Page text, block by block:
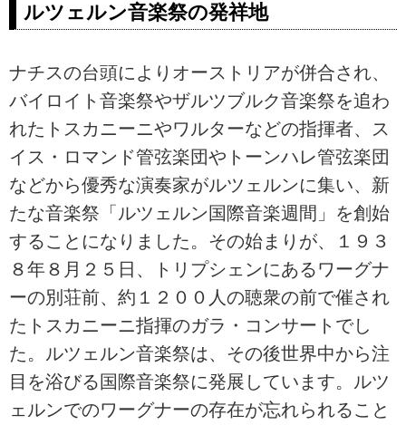
ルツェルン音楽祭の発祥地
ナチスの台頭によりオーストリアが併合され、
バイロイト音楽祭やザルツブルク音楽祭を追わ
れたトスカニーニやワルターなどの指揮者、ス
イス・ロマンド管弦楽団やトーンハレ管弦楽団
などから優秀な演奏家がルツェルンに集い、新
たな音楽祭「ルツェルン国際音楽週間」を創始
することになりました。その始まりが、１９３
８年８月２５日、トリプシェンにあるワーグナ
ーの別荘前、約１２００人の聴衆の前で催され
たトスカニーニ指揮のガラ・コンサートでし
た。ルツェルン音楽祭は、その後世界中から注
目を浴びる国際音楽祭に発展しています。ルツ
ェルンでのワーグナーの存在が忘れられること